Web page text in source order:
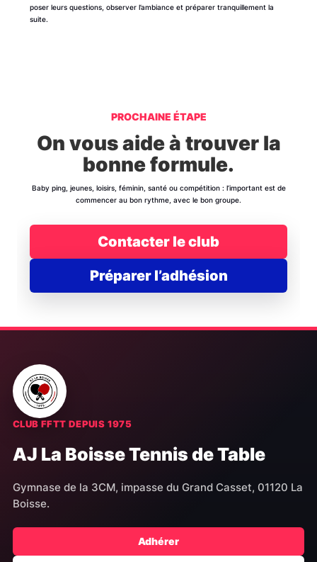
poser leurs questions, observer l’ambiance et préparer tranquillement la
suite.
PROCHAINE ÉTAPE
On vous aide à trouver la
bonne formule.
Baby ping, jeunes, loisirs, féminin, santé ou compétition : l’important est de
commencer au bon rythme, avec le bon groupe.
Contacter le club
Préparer l’adhésion
CLUB FFTT DEPUIS 1975
AJ La Boisse Tennis de Table
Gymnase de la 3CM, impasse du Grand Casset, 01120 La
Boisse.
Adhérer